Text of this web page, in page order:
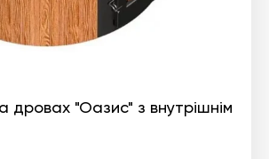
дровах "Оазис" з внутрішнім